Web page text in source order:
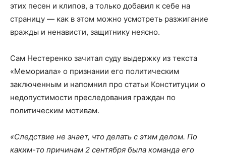
этих песен и клипов, а только добавил к себе на
страницу — как в этом можно усмотреть разжигание
вражды и ненависти, защитнику неясно.
Сам Нестеренко зачитал суду выдержку из текста
«Мемориала» о признании его политическим
заключенным и напомнил про статьи Конституции о
недопустимости преследования граждан по
политическим мотивам.
«Следствие не знает, что делать с этим делом. По
каким-то причинам 2 сентября была команда его